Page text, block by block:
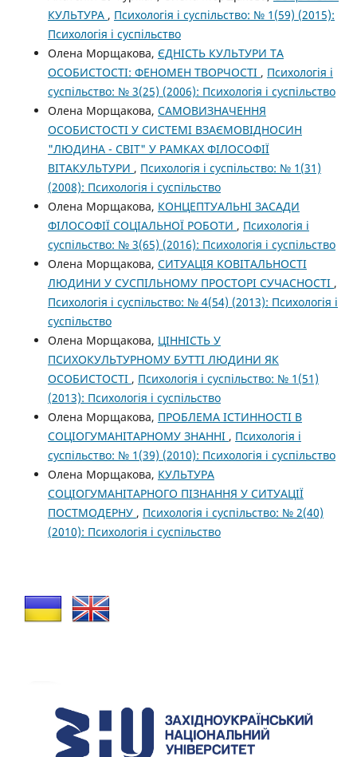
КУЛЬТУРА , Психологія і суспільство: № 1(59) (2015):
Психологія і суспільство
Олена Морщакова, ЄДНІСТЬ КУЛЬТУРИ ТА
ОСОБИСТОСТІ: ФЕНОМЕН ТВОРЧОСТІ , Психологія і
суспільство: № 3(25) (2006): Психологія і суспільство
Олена Морщакова, САМОВИЗНАЧЕННЯ
ОСОБИСТОСТІ У СИСТЕМІ ВЗАЄМОВІДНОСИН
"ЛЮДИНА - СВІТ" У РАМКАХ ФІЛОСОФІЇ
ВІТАКУЛЬТУРИ , Психологія і суспільство: № 1(31)
(2008): Психологія і суспільство
Олена Морщакова, КОНЦЕПТУАЛЬНІ ЗАСАДИ
ФІЛОСОФІЇ СОЦІАЛЬНОЇ РОБОТИ , Психологія і
суспільство: № 3(65) (2016): Психологія і суспільство
Олена Морщакова, СИТУАЦІЯ КОВІТАЛЬНОСТІ
ЛЮДИНИ У СУСПІЛЬНОМУ ПРОСТОРІ СУЧАСНОСТІ ,
Психологія і суспільство: № 4(54) (2013): Психологія і
суспільство
Олена Морщакова, ЦІННІСТЬ У
ПСИХОКУЛЬТУРНОМУ БУТТІ ЛЮДИНИ ЯК
ОСОБИСТОСТІ , Психологія і суспільство: № 1(51)
(2013): Психологія і суспільство
Олена Морщакова, ПРОБЛЕМА ІСТИННОСТІ В
СОЦІОГУМАНІТАРНОМУ ЗНАННІ , Психологія і
суспільство: № 1(39) (2010): Психологія і суспільство
Олена Морщакова, КУЛЬТУРА
СОЦІОГУМАНІТАРНОГО ПІЗНАННЯ У СИТУАЦІЇ
ПОСТМОДЕРНУ , Психологія і суспільство: № 2(40)
(2010): Психологія і суспільство